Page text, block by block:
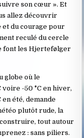
son cœur ». Et
allez découvrir
et du courage pour
reculé du cercle
font les Hjertefølger
globe où le
-50 °C en hiver,
été, demande
plutôt rude, la
tout autour
: sans piliers.